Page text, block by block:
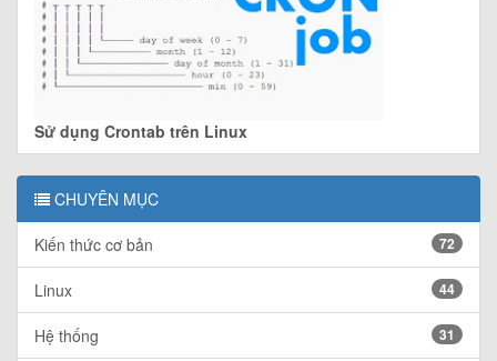
Sử dụng Crontab trên Linux
CHUYÊN MỤC
Kiến thức cơ bản 72
Linux 44
Hệ thống 31